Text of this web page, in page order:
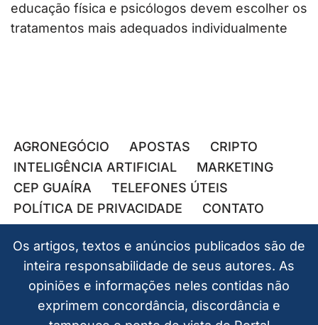
educação física e psicólogos devem escolher os
tratamentos mais adequados individualmente
AGRONEGÓCIO APOSTAS
CRIPTO
INTELIGÊNCIA ARTIFICIAL
MARKETING
CEP GUAÍRA
TELEFONES ÚTEIS
POLÍTICA DE PRIVACIDADE
CONTATO
Os artigos, textos e anúncios publicados são de
inteira responsabilidade de seus autores. As
opiniões e informações neles contidas não
exprimem concordância, discordância e